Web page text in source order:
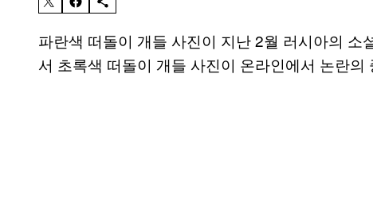
파란색 떠돌이 개들 사진이 지난 2월 러시아의
서 초록색 떠돌이 개들 사진이 온라인에서 논란의